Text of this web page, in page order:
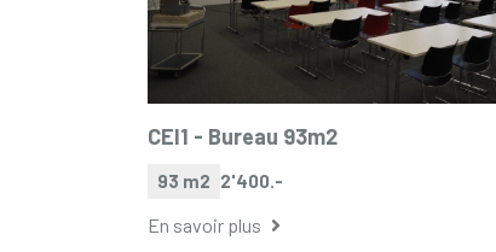
CEI1 - Bureau 93m2
93 m2 2'400.-
En savoir plus